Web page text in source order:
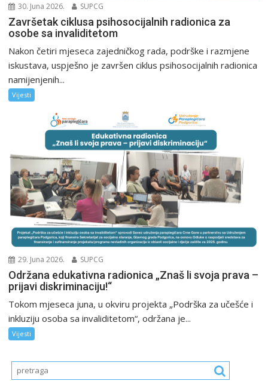
30. Juna 2026. SUPCG
Završetak ciklusa psihosocijalnih radionica za
osobe sa invaliditetom
Nakon četiri mjeseca zajedničkog rada, podrške i razmjene
iskustava, uspješno je završen ciklus psihosocijalnih radionica
namijenjenih...
Vijesti
29. Juna 2026. SUPCG
Održana edukativna radionica „Znaš li svoja prava –
prijavi diskriminaciju!“
Tokom mjeseca juna, u okviru projekta „Podrška za učešće i
inkluziju osoba sa invaliditetom“, održana je...
Vijesti